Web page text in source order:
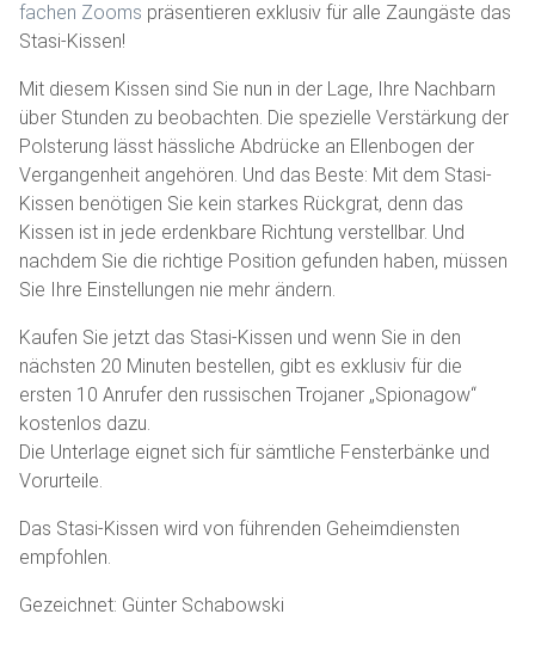
fachen Zooms präsentieren exklusiv für alle Zaungäste das
Stasi-Kissen!
Mit diesem Kissen sind Sie nun in der Lage, Ihre Nachbarn
über Stunden zu beobachten. Die spezielle Verstärkung der
Polsterung lässt hässliche Abdrücke an Ellenbogen der
Vergangenheit angehören. Und das Beste: Mit dem Stasi-
Kissen benötigen Sie kein starkes Rückgrat, denn das
Kissen ist in jede erdenkbare Richtung verstellbar. Und
nachdem Sie die richtige Position gefunden haben, müssen
Sie Ihre Einstellungen nie mehr ändern.
Kaufen Sie jetzt das Stasi-Kissen und wenn Sie in den
nächsten 20 Minuten bestellen, gibt es exklusiv für die
ersten 10 Anrufer den russischen Trojaner „Spionagow“
kostenlos dazu.
Die Unterlage eignet sich für sämtliche Fensterbänke und
Vorurteile.
Das Stasi-Kissen wird von führenden Geheimdiensten
empfohlen.
Gezeichnet: Günter Schabowski